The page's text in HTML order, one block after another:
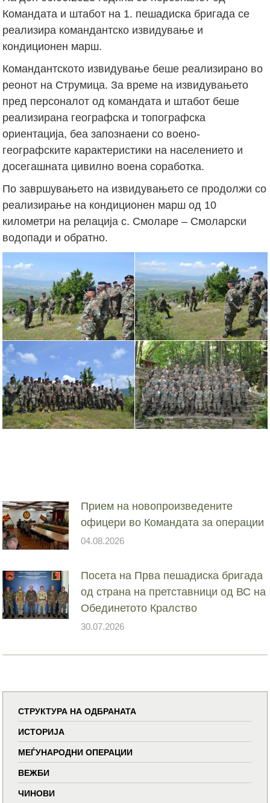
Командата и штабот на 1. пешадиска бригада се
реализира командантско извидување и
кондиционен марш.
Командантското извидување беше реализирано во
реонот на Струмица. За време на извидувањето
пред персоналот од командата и штабот беше
реализирана географска и топографска
ориентација, беа запознаени со воено-
географските карактеристики на населението и
досегашната цивилно воена соработка.
По завршувањето на извидувањето се продолжи со
реализирање на кондиционен марш од 10
километри на релација с. Смоларе – Смоларски
водопади и обратно.
Прием на новопроизведените
офицери во Командата за операции
04.08.2026
Посета на Прва пешадиска бригада
од страна на претставници од ВС на
Обединетото Кралство
30.07.2026
СТРУКТУРА НА ОДБРАНАТА
ИСТОРИЈА
МЕЃУНАРОДНИ ОПЕРАЦИИ
ВЕЖБИ
ЧИНОВИ